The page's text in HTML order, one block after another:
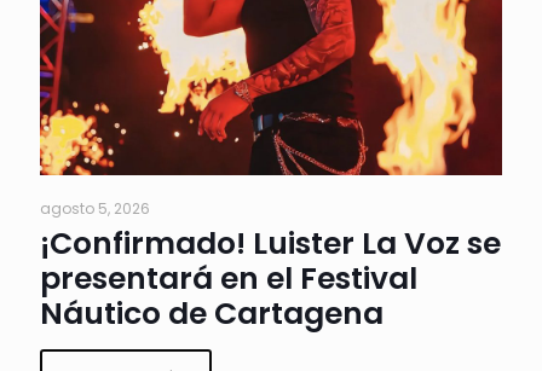
agosto 5, 2026
¡Confirmado! Luister La Voz se
presentará en el Festival
Náutico de Cartagena